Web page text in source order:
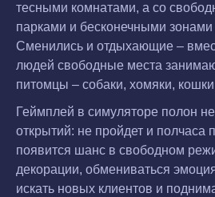
тесными комнатами, а со
парками и бесконечными зонами
Сменились и отдыхающие –
людей свободные места
питомцы – собаки, хомяки,
Геймплей в симуляторе полон
открытий: не пройдет и полчаса
появится шанс в свободном
декорации, обмениваться
искать новых клиентов и